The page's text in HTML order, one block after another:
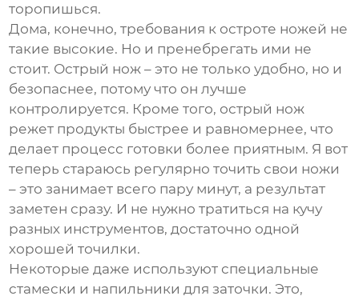
торопишься.
Дома, конечно, требования к остроте ножей не
такие высокие. Но и пренебрегать ими не
стоит. Острый нож – это не только удобно, но и
безопаснее, потому что он лучше
контролируется. Кроме того, острый нож
режет продукты быстрее и равномернее, что
делает процесс готовки более приятным. Я вот
теперь стараюсь регулярно точить свои ножи
– это занимает всего пару минут, а результат
заметен сразу. И не нужно тратиться на кучу
разных инструментов, достаточно одной
хорошей точилки.
Некоторые даже используют специальные
стамески и напильники для заточки. Это,